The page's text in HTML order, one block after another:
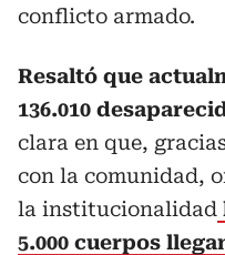
conflicto armado.
Resaltó que
136.010
clara en que,
con la comunidad,
la institucionalidad
5.000 cuerpos